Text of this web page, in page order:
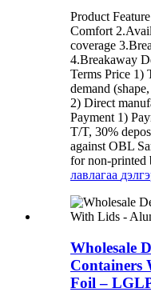
Product
Comfort
coverage
4.Breakaway
Terms Price 1)
demand
2) Direct
Payment 1)
T/T, 30%
against OBL
for non-printed
лавлагаа
Wholesale
Containers
Foil –